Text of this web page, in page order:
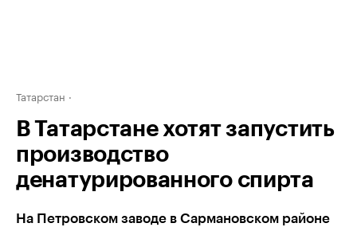
Татарстан
В Татарстане хотят запустить
производство
денатурированного спирта
На Петровском заводе в Сармановском районе